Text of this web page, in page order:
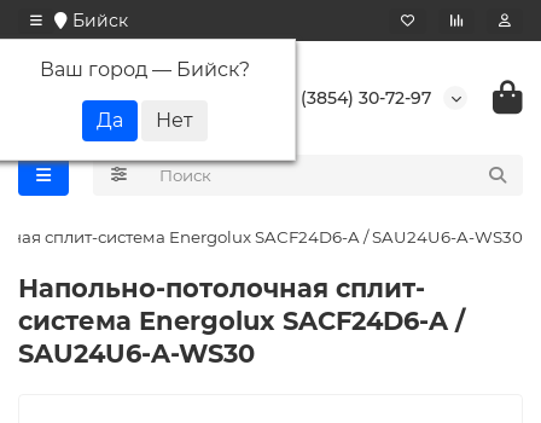
Бийск
Ваш город — Бийск?
+7 (3854) 30-72-97
сплит-система Energolux SAСF24D6-A / SAU24U6-A-WS30
Напольно-потолочная сплит-
система Energolux SAСF24D6-A /
SAU24U6-A-WS30